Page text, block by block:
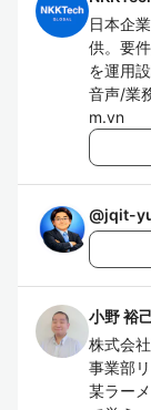
日本企
供。要
を運用
音声/業
m.vn
@jqit-
小野 裕
株式会
事業部
某ラー